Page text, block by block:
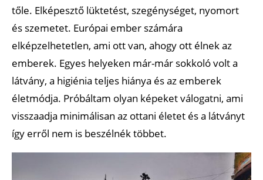
tőle. Elképesztő lüktetést, szegénységet, nyomort
és szemetet. Európai ember számára
elképzelhetetlen, ami ott van, ahogy ott élnek az
emberek. Egyes helyeken már-már sokkoló volt a
látvány, a higiénia teljes hiánya és az emberek
életmódja. Próbáltam olyan képeket válogatni, ami
visszaadja minimálisan az ottani életet és a látványt
így erről nem is beszélnék többet.